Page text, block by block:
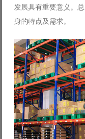
发展具有重要意义。
身的特点及需求。